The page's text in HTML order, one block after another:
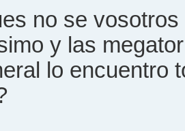
no se
y las
lo encuentro